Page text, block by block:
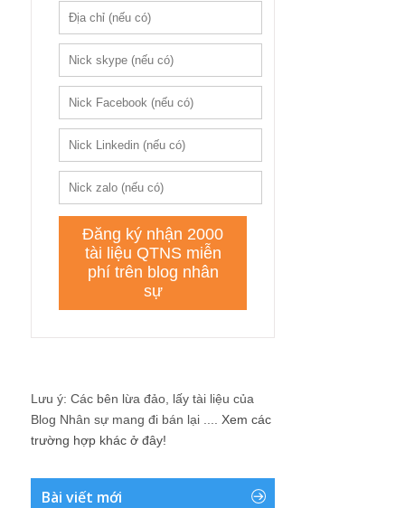
Lưu ý: Các bên lừa đảo, lấy tài liệu của
Blog Nhân sự mang đi bán lại .... Xem các
trường hợp khác ở đây!
Bài viết mới